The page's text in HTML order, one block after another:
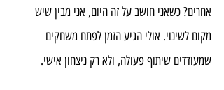
אחרים? כשאני חושב על זה היום, אני מבין שיש
מקום לשינוי. אולי הגיע הזמן לפתח משחקים
שמעודדים שיתוף פעולה, ולא רק ניצחון אישי.